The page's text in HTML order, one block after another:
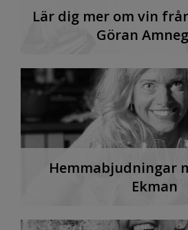
Lär dig mer om vin
Göran
Hemmabjudningar
Ekman